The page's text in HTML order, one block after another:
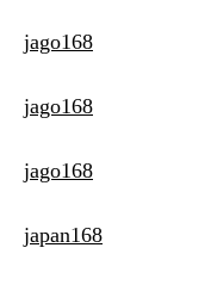
jago168
jago168
jago168
japan168